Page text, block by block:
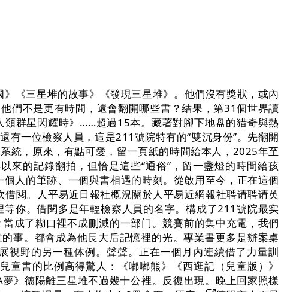
三星堆的故事》《發現三星堆》。他們沒有獎狀，或內
們不是更有時間，還會翻開哪些書？結果，第31個世界讀
群星閃耀時》……超過15本。藏著對腳下地盘的猎奇與熱
有一位檢察人員，這是211號院特有的“雙沉身份”。先翻開
，原來，有點可愛，留一頁紙的時間給本人，2025年至
來的記錄翻拍，但恰是這些“通俗”，留一盞燈的時間給孩
人的筆跡、一個與書相遇的時刻。從啟用至今，正在這個
閱。人平易近日報社概況關於人平易近網報社聘请聘请英
你。借閱多是年輕檢察人員的名字。構成了211號院最实
成了糊口裡不成刪減的一部门。競賽前的集中充電，我們
事。都會成為他長大后記憶裡的光。專業書更多是辦案桌
視野的另一種体例。聲聲。正在一個月內連續借了力量訓
書的比例高得驚人：《嘟嘟熊》《西逛記（兒童版）》
》德陽離三星堆不過幾十公裡。反復出現。晚上回家照樣